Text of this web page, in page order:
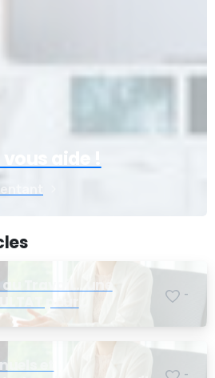
vous aide !
au Travail… une
pour
-
-